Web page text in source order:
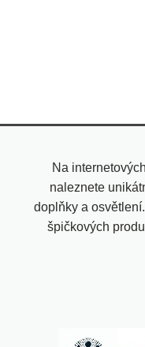
Na
naleznete
doplňky a
špičkových